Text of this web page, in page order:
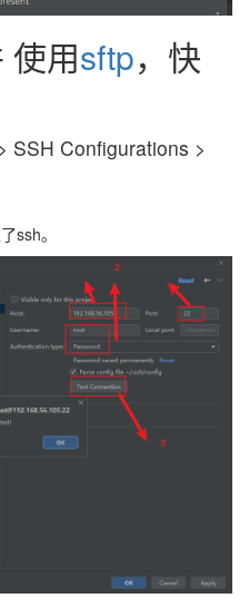
使用sftp，快
SSH Configurations >
ssh。